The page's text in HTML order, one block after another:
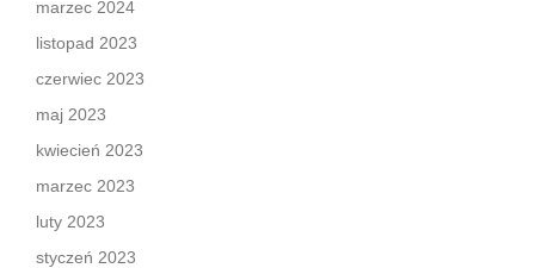
marzec 2024
listopad 2023
czerwiec 2023
maj 2023
kwiecień 2023
marzec 2023
luty 2023
styczeń 2023